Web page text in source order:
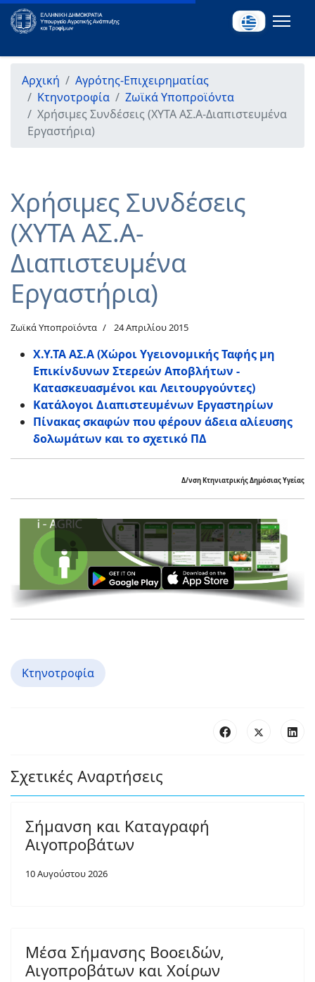
Αρχική
Αγρότης-Επιχειρηματίας
Κτηνοτροφία
Ζωϊκά Υποπροϊόντα
Χρήσιμες Συνδέσεις (ΧΥΤΑ ΑΣ.Α-Διαπιστευμένα
Εργαστήρια)
Χρήσιμες Συνδέσεις
(ΧΥΤΑ ΑΣ.Α-
Διαπιστευμένα
Εργαστήρια)
Ζωϊκά Υποπροϊόντα 24 Απριλίου 2015
Χ.Υ.ΤΑ ΑΣ.Α (Χώροι Υγειονομικής Ταφής μη
Επικίνδυνων Στερεών Αποβλήτων -
Κατασκευασμένοι και Λειτουργούντες)
Κατάλογοι Διαπιστευμένων Εργαστηρίων
Πίνακας σκαφών που φέρουν άδεια αλίευσης
δολωμάτων και το σχετικό ΠΔ
Δ/νση Κτηνιατρικής Δημόσιας Υγείας
Κτηνοτροφία
Σχετικές Αναρτήσεις
Σήμανση και Καταγραφή
Αιγοπροβάτων
10 Αυγούστου 2026
Μέσα Σήμανσης Βοοειδών,
Αιγοπροβάτων και Χοίρων